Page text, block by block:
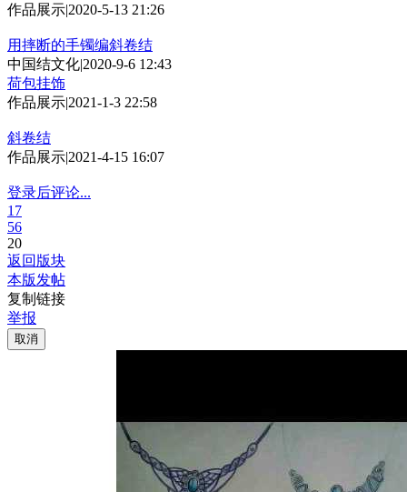
作品展示|2020-5-13 21:26
用摔断的手镯编斜卷结
中国结文化|2020-9-6 12:43
荷包挂饰
作品展示|2021-1-3 22:58
斜卷结
作品展示|2021-4-15 16:07
登录后评论...
17
56
20
返回版块
本版发帖
复制链接
举报
取消